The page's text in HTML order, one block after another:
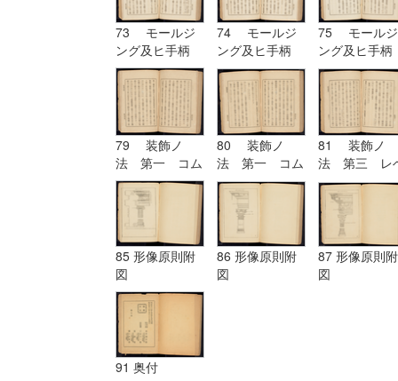
73 モールジ
ング及ヒ手柄
74 モールジ
ング及ヒ手柄
75 モールジ
ング及ヒ手柄
79 装飾ノ
法 第一 コム
プリケーション
及ヒコンヒユー
シヨン
80 装飾ノ
法 第一 コム
プリケーション
及ヒコンヒユー
シヨン| 装飾
ノ法 第二 ユ
ーリスミー|
装飾ノ法 第
三 レベチーシ
81 装飾ノ
法 第三 レ
チーシヨン|
装飾ノ法 第
四 アルテレ
シヨン
85 形像原則附
図
86 形像原則附
図
87 形像原則附
図
91 奥付